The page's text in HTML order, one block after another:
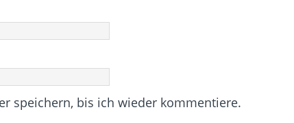
speichern, bis ich wieder kommentiere.